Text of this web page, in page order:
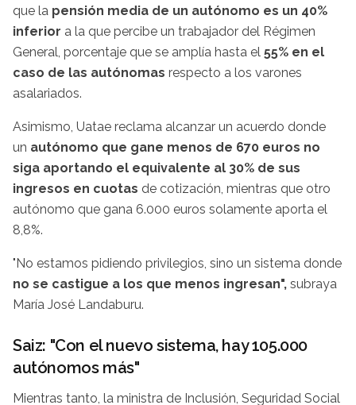
que la pensión media de un autónomo es un 40%
inferior a la que percibe un trabajador del Régimen
General, porcentaje que se amplía hasta el 55% en el
caso de las autónomas respecto a los varones
asalariados.
Asimismo, Uatae reclama alcanzar un acuerdo donde
un autónomo que gane menos de 670 euros no
siga aportando el equivalente al 30% de sus
ingresos en cuotas de cotización, mientras que otro
autónomo que gana 6.000 euros solamente aporta el
8,8%.
"No estamos pidiendo privilegios, sino un sistema donde
no se castigue a los que menos ingresan", subraya
María José Landaburu.
Saiz: "Con el nuevo sistema, hay 105.000
autónomos más"
Mientras tanto, la ministra de Inclusión, Seguridad Social